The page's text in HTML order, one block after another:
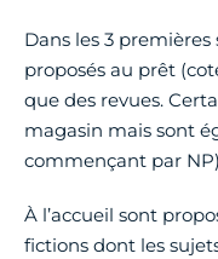
Dans les 3
proposés au prêt
que des revues.
magasin mais sont
commençant par
À l’accueil sont
fictions dont les